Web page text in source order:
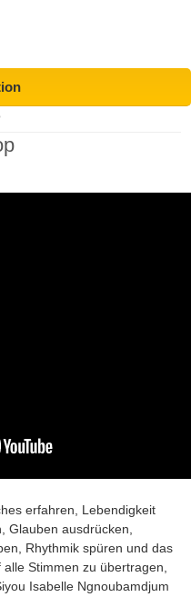
erfahren, Lebendigkeit
Glauben ausdrücken,
Rhythmik spüren und das
Stimmen zu übertragen,
Isabelle Ngnoubamdjum